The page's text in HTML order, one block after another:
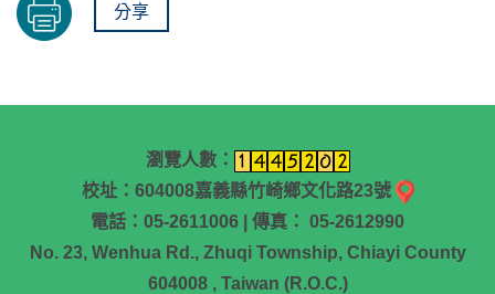
分享
瀏覽人數：
校址：604008嘉義縣竹崎鄉文化路23號
電話：05-2611006 | 傳真： 05-2612990
No. 23, Wenhua Rd., Zhuqi Township, Chiayi County
604008 , Taiwan (R.O.C.)